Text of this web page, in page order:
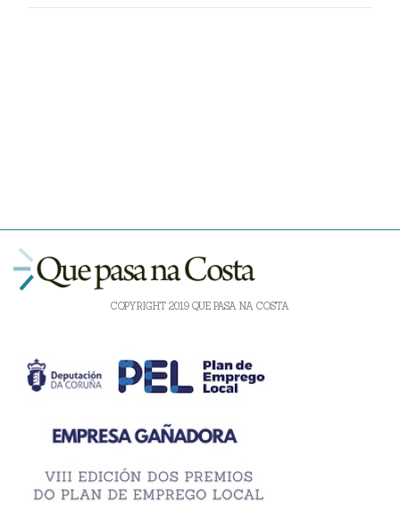
COPYRIGHT 2019 QUE PASA NA COSTA